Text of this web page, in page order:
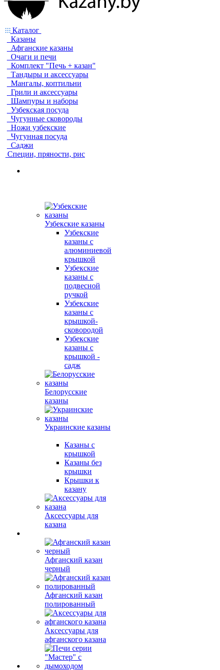
Каталог
Казаны
Афганские казаны
Очаги и печи
Комплект "Печь + казан"
Тандыры и аксессуары
Мангалы, коптильни
Грили и аксессуары
Шампуры и наборы
Узбекская посуда
Чугунные сковороды
Ножи узбекские
Чугунная посуда
Саджи
Специи, пряности, рис
Узбекские казаны
Узбекские
казаны с
алюминиевой
крышкой
Узбекские
казаны с
подвесной
ручкой
Узбекские
казаны с
крышкой-
сковородой
Узбекские
казаны с
крышкой -
садж
Белорусские
казаны
Украинские казаны
Казаны с
крышкой
Казаны без
крышки
Крышки к
казану
Аксессуары для
казана
Афганский казан
черный
Афганский казан
полированный
Аксессуары для
афганского казана